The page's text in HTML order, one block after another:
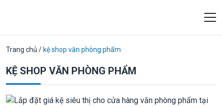
Trang chủ / kệ shop văn phòng phẩm
KỆ SHOP VĂN PHÒNG PHẨM